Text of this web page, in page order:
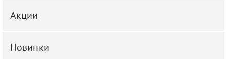
Акции
Новинки